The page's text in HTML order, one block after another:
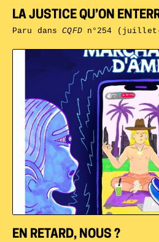
EN RETARD, NOUS ?
LA JUSTICE QU’ON
Paru dansCQFDn°254 (juillet-